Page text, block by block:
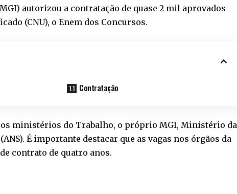
autorizou a contratação de quase 2 mil aprovados
(CNU), o Enem dos Concursos.
Contratação
ministérios do Trabalho, o próprio MGI, Ministério da
É importante destacar que as vagas nos órgãos da
contrato de quatro anos.